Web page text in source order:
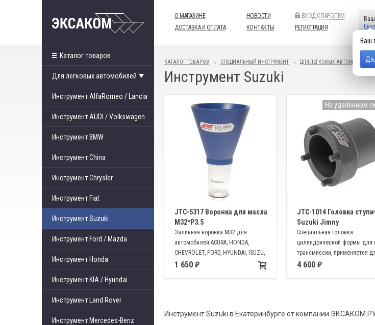
О МАГАЗИНЕ
ДОСТАВКА И ОПЛАТА
НОВОСТИ
КОНТАКТЫ
ВХОД С ПАРОЛЕМ
РЕГИСТРАЦИЯ
Ваш
Каталог товаров
Для легковых автомобилей
Инструмент AlfaRomeo / Lancia
Инструмент AUDI / Volkswagen
Инструмент BMW
Инструмент China
Инструмент Chrysler
Инструмент Fiat
Инструмент Suzuki
Инструмент Ford / Mazda
Инструмент Honda
Инструмент KIA / Hyundai
Инструмент Land Rover
Инструмент Mercedes-Benz
КАТАЛОГ ТОВАРОВ СПЕЦИАЛЬНЫЙ ИНСТРУМЕНТ ДЛЯ ЛЕГКОВЫХ АВТОМОБИЛЕЙ
Инструмент Suzuki
JTC-5317 Воронка для масла
М32*Р3.5
Заливная воронка М32 для
автомобилей ACURA, HONDA,
CHEVROLET, FORD, HYUNDAI, ISUZU,
JEEP, KIA, LAND ROVER, LINCOIN,
1 650
JTC-1014 Головка
Suzuki Jimny
Специальная головка
цилиндрической формы для
трансмиссии, применяется
снятия / установки гайки
4 600
На удалённом
Инструмент Suzuki в Екатеринбурге от компании